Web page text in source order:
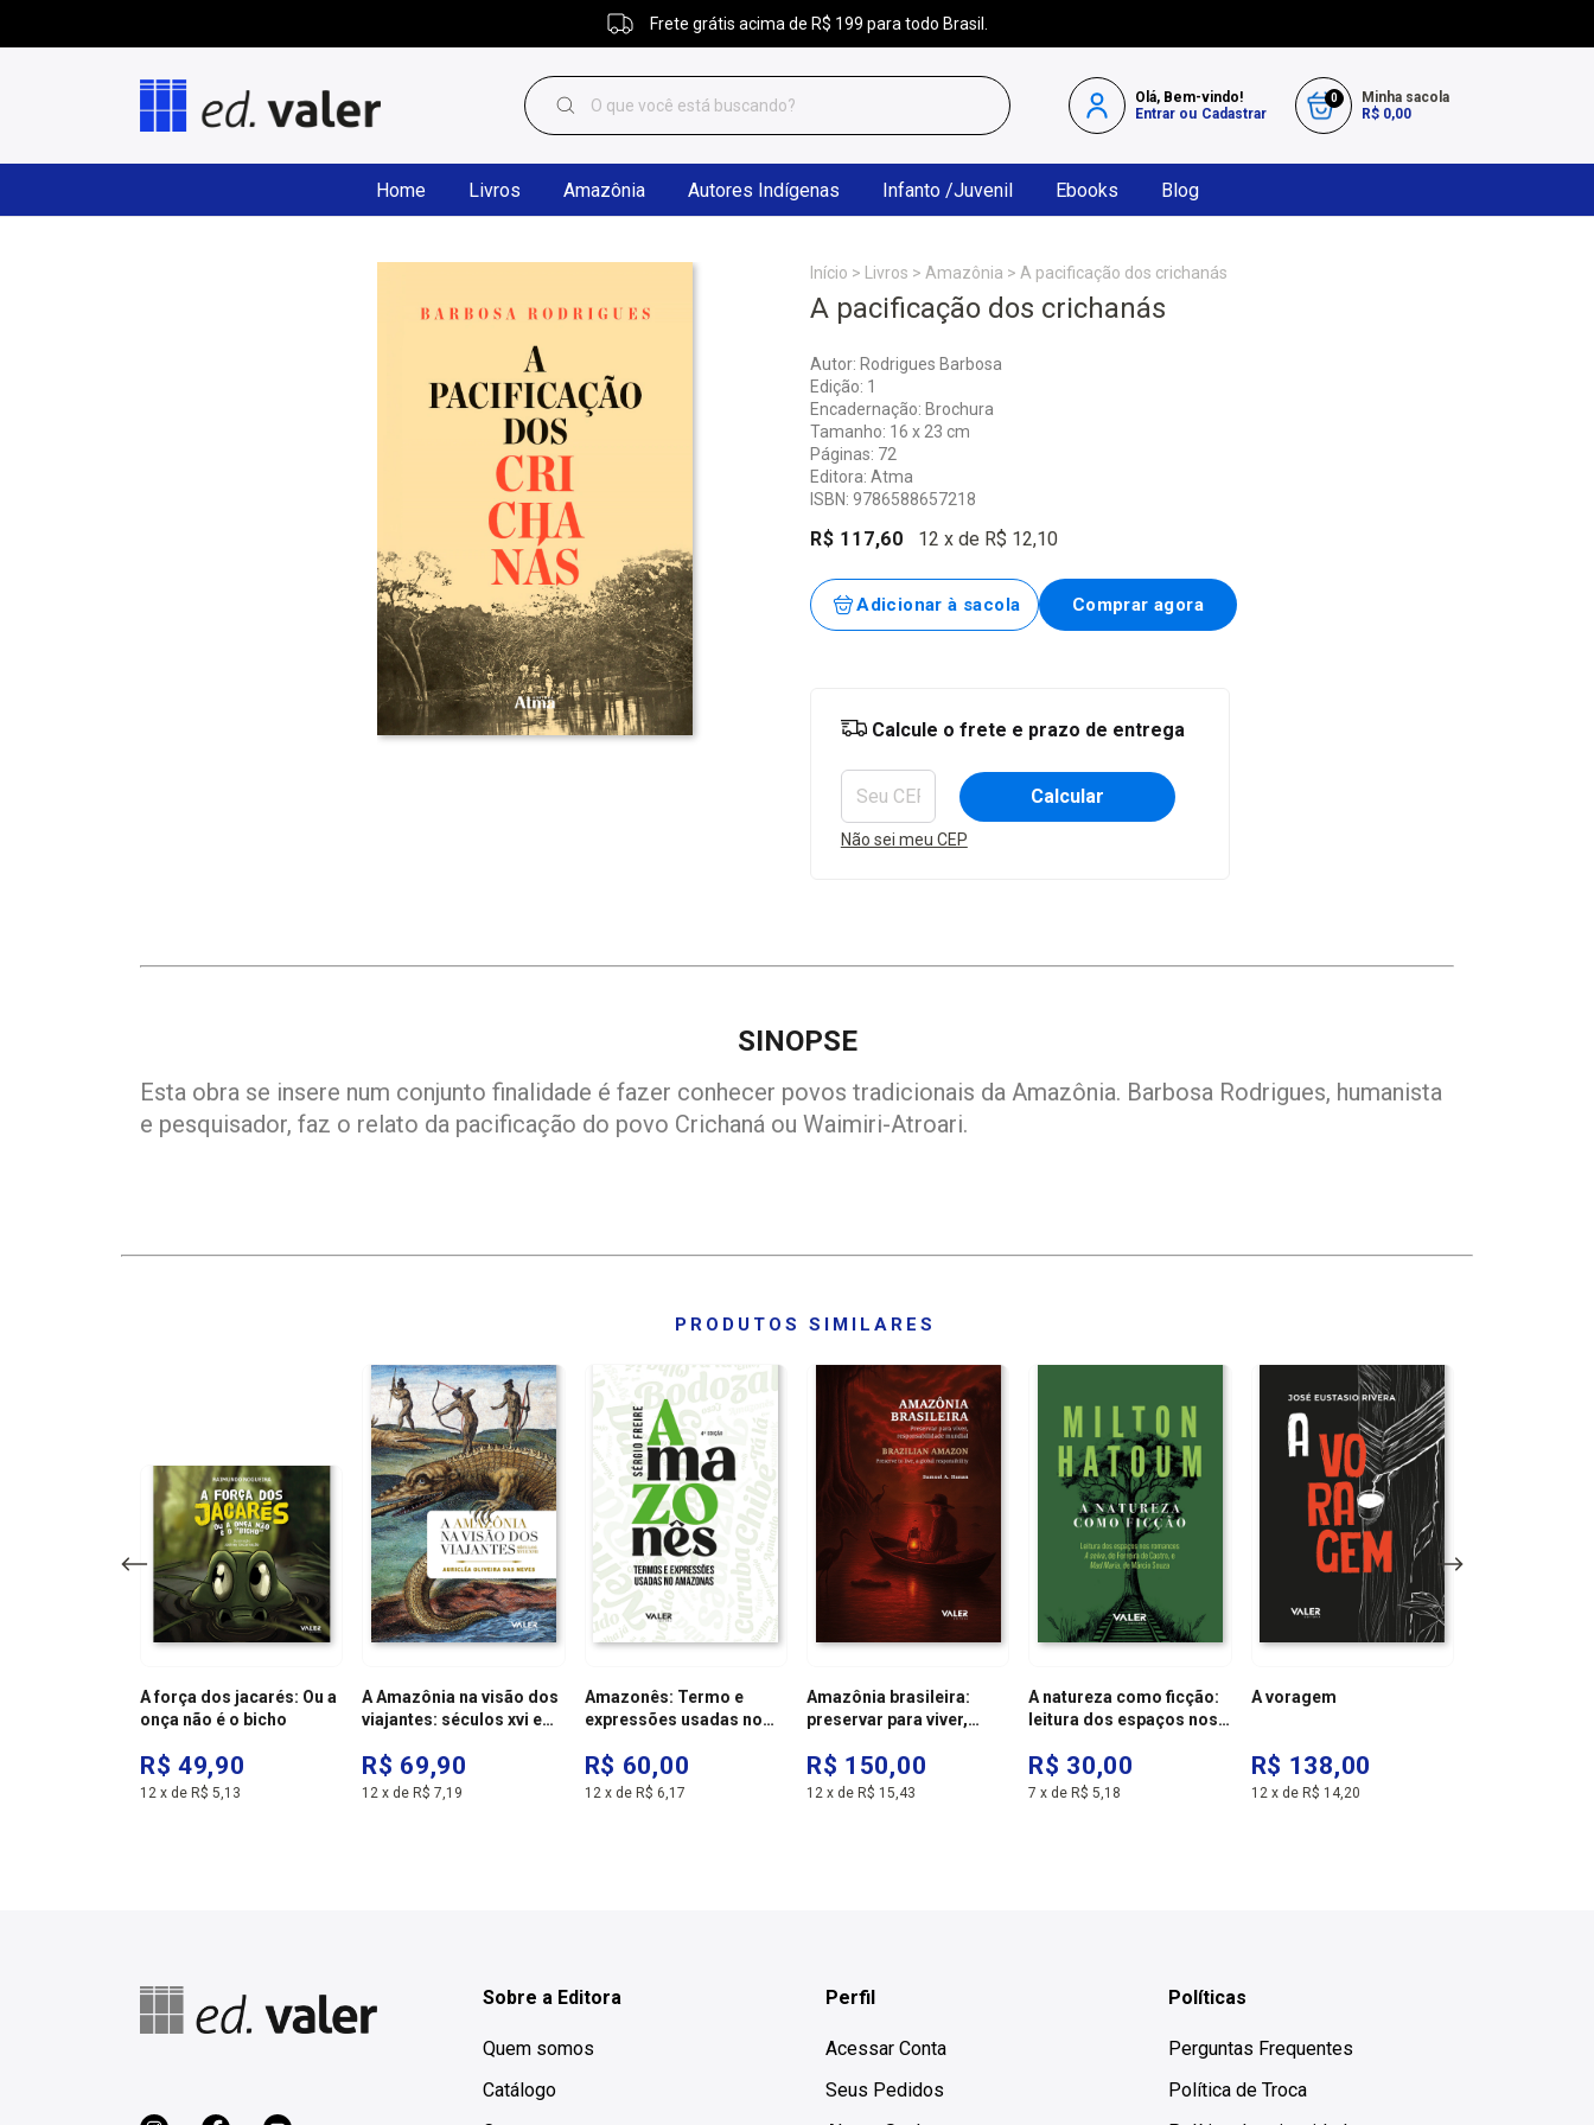
Frete grátis acima de R$ 199 para todo Brasil.
Olá, Bem-vindo!
Entrar ou Cadastrar
0
Minha sacola
R$ 0,00
Home Livros Amazônia Autores Indígenas Infanto /Juvenil Ebooks Blog
Início > Livros > Amazônia > A pacificação dos crichanás
A pacificação dos crichanás
Autor: Rodrigues Barbosa
Edição: 1
Encadernação: Brochura
Tamanho: 16 x 23 cm
Páginas: 72
Editora: Atma
ISBN: 9786588657218
R$ 117,60 12 x de R$ 12,10
Entregas para o CEP: Alterar CEP
Calcule o frete e prazo de entrega
Calcular
Não sei meu CEP
SINOPSE
Esta obra se insere num conjunto finalidade é fazer conhecer povos tradicionais da Amazônia. Barbosa Rodrigues, humanista
e pesquisador, faz o relato da pacificação do povo Crichaná ou Waimiri-Atroari.
PRODUTOS SIMILARES
A força dos jacarés: Ou a
onça não é o bicho
R$ 49,90
12 x de R$ 5,13
A Amazônia na visão dos
viajantes: séculos xvi e
R$ 69,90
12 x de R$ 7,19
Amazonês: Termo e
expressões usadas no
R$ 60,00
12 x de R$ 6,17
Amazônia brasileira:
preservar para viver,
mundial
R$ 150,00
12 x de R$ 15,43
A natureza como ficção:
leitura dos espaços nos
ferreira de castro, e mad
maria, de márcio souza -
R$ 30,00
7 x de R$ 5,18
A voragem
R$ 138,00
12 x de R$ 14,20
Sobre a Editora
Quem somos
Catálogo
Perfil
Acessar Conta
Seus Pedidos
Políticas
Perguntas Frequentes
Política de Troca